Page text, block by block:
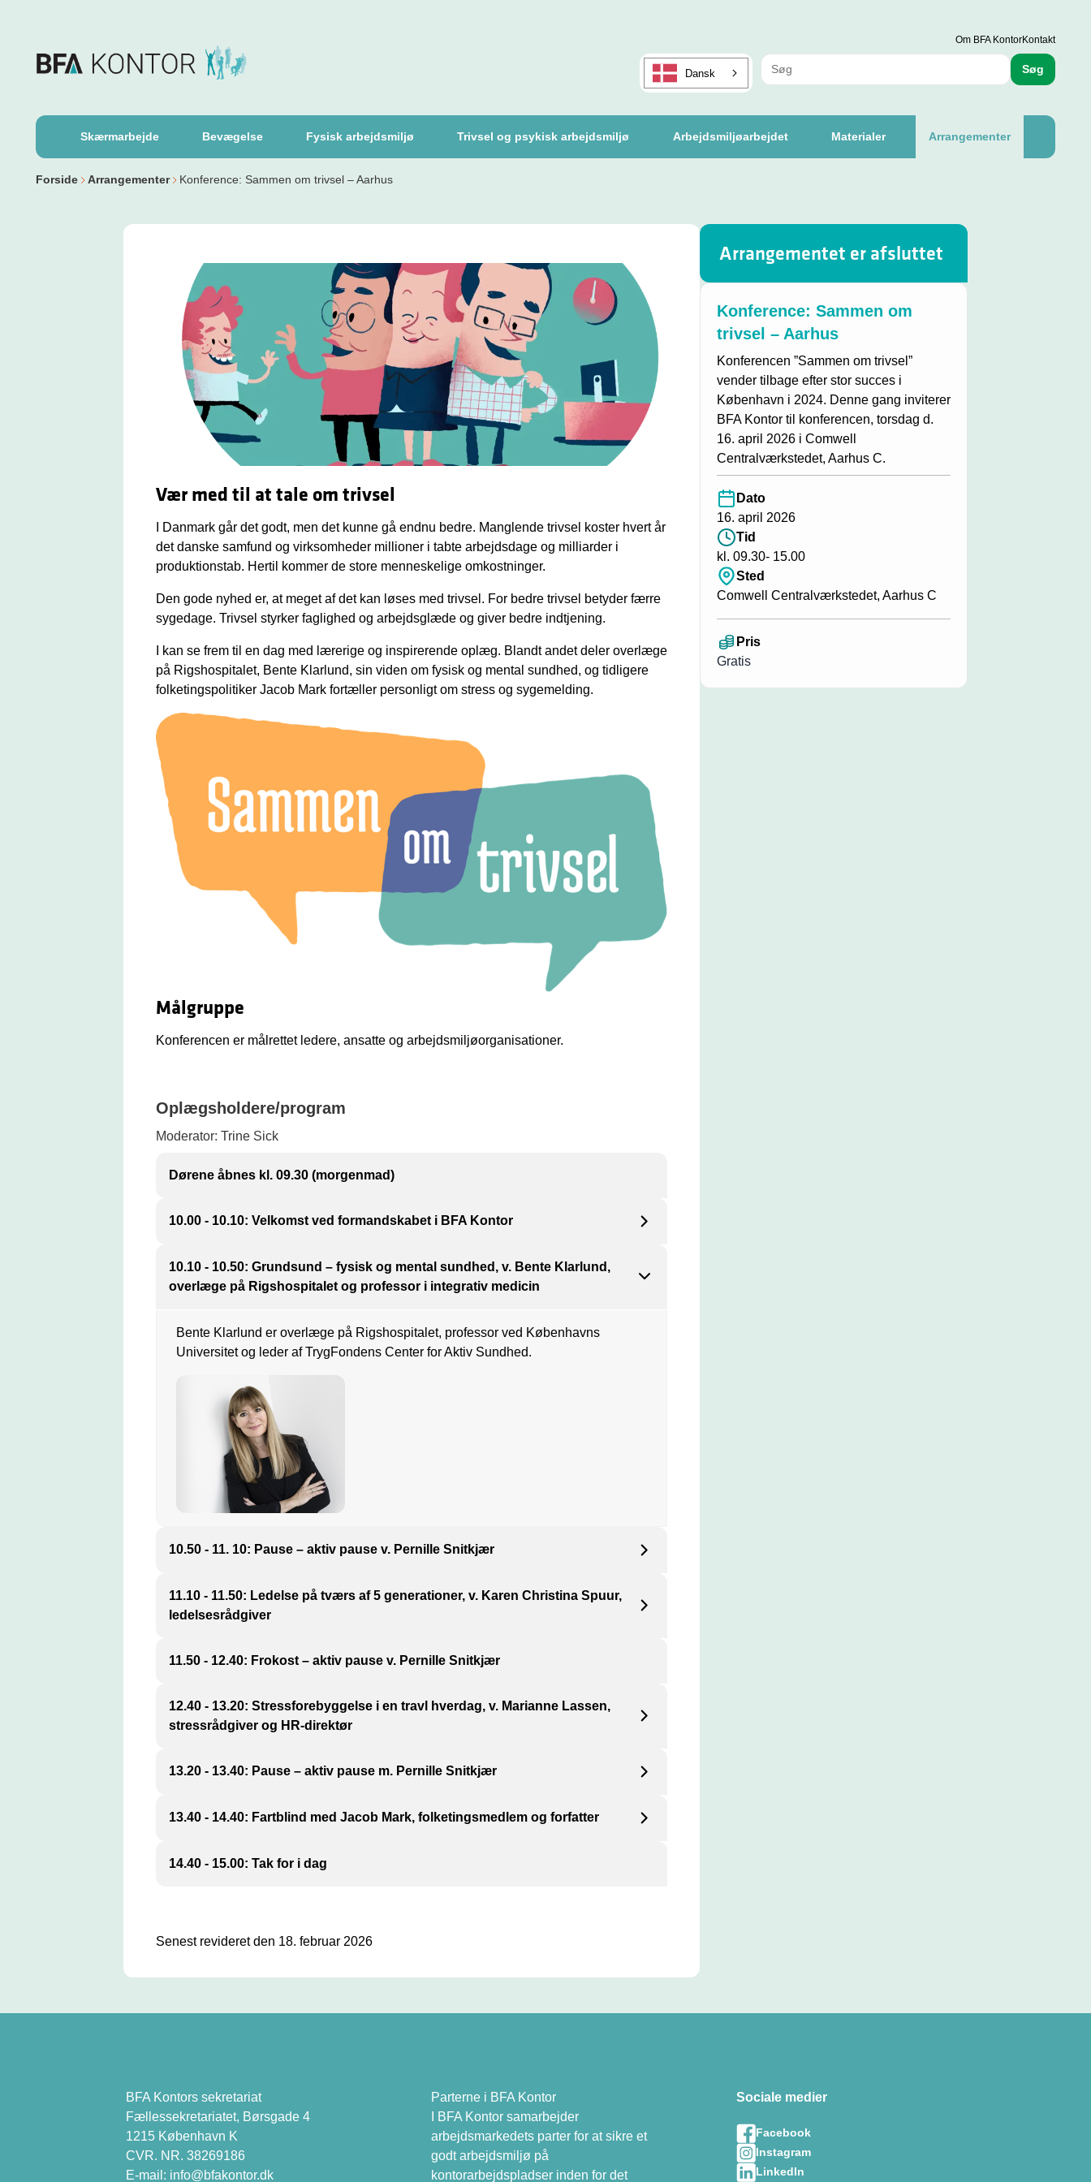
Om BFA KontorKontakt
Dansk Søg
Skærmarbejde Bevægelse Fysisk arbejdsmiljø Trivsel og psykisk arbejdsmiljø Arbejdsmiljøarbejdet Materialer Arrangementer
Forside Arrangementer Konference: Sammen om trivsel – Aarhus
Vær med til at tale om trivsel
I Danmark går det godt, men det kunne gå endnu bedre. Manglende trivsel koster hvert år
det danske samfund og virksomheder millioner i tabte arbejdsdage og milliarder i
produktionstab. Hertil kommer de store menneskelige omkostninger.
Den gode nyhed er, at meget af det kan løses med trivsel. For bedre trivsel betyder færre
sygedage. Trivsel styrker faglighed og arbejdsglæde og giver bedre indtjening.
I kan se frem til en dag med lærerige og inspirerende oplæg. Blandt andet deler overlæge
på Rigshospitalet, Bente Klarlund, sin viden om fysisk og mental sundhed, og tidligere
folketingspolitiker Jacob Mark fortæller personligt om stress og sygemelding.
Målgruppe
Konferencen er målrettet ledere, ansatte og arbejdsmiljøorganisationer.
Oplægsholdere/program
Moderator: Trine Sick
Dørene åbnes kl. 09.30 (morgenmad)
10.00 - 10.10: Velkomst ved formandskabet i BFA Kontor
Anne-Marie Røge Krag (Dansk Erhverv), byder velkommen til konferencen.
10.10 - 10.50: Grundsund – fysisk og mental sundhed, v. Bente Klarlund,
overlæge på Rigshospitalet og professor i integrativ medicin
Bente Klarlund er overlæge på Rigshospitalet, professor ved Københavns
Universitet og leder af TrygFondens Center for Aktiv Sundhed.
10.50 - 11. 10: Pause – aktiv pause v. Pernille Snitkjær
energi, styrke og sunde vaner med inspiration fra BFA Kontors digitale materialer.
11.10 - 11.50: Ledelse på tværs af 5 generationer, v. Karen Christina Spuur,
ledelsesrådgiver
generationer på arbejdsmarkedet, deres adfærd og forventninger.
11.50 - 12.40: Frokost – aktiv pause v. Pernille Snitkjær
12.40 - 13.20: Stressforebyggelse i en travl hverdag, v. Marianne Lassen,
stressrådgiver og HR-direktør
arbejdshæfte ”Tag hånd om stressen”. Hun deler viden og konkrete greb til at
13.20 - 13.40: Pause – aktiv pause m. Pernille Snitkjær
13.40 - 14.40: Fartblind med Jacob Mark, folketingsmedlem og forfatter
hverdag følger med studier, politik og fester. Den travle hverdag endte med stress,
14.40 - 15.00: Tak for i dag
Senest revideret den 18. februar 2026
Arrangementet er afsluttet
Konference: Sammen om
trivsel – Aarhus
Konferencen ”Sammen om trivsel”
vender tilbage efter stor succes i
København i 2024. Denne gang inviterer
BFA Kontor til konferencen, torsdag d.
16. april 2026 i Comwell
Centralværkstedet, Aarhus C.
Dato
16. april 2026
Tid
kl. 09.30- 15.00
Sted
Comwell Centralværkstedet, Aarhus C
Pris
Gratis
BFA Kontors sekretariat
Fællessekretariatet, Børsgade 4
1215 København K
CVR. NR. 38269186
E-mail: info@bfakontor.dk
Parterne i BFA Kontor
I BFA Kontor samarbejder
arbejdsmarkedets parter for at sikre et
godt arbejdsmiljø på
kontorarbejdspladser inden for det
Sociale medier
Facebook
Instagram
LinkedIn